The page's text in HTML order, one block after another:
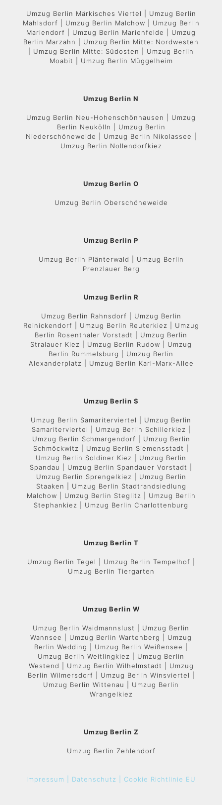
Umzug Berlin Märkisches Viertel | Umzug Berlin
Mahlsdorf | Umzug Berlin Malchow | Umzug Berlin
Mariendorf | Umzug Berlin Marienfelde | Umzug
Berlin Marzahn | Umzug Berlin Mitte: Nordwesten
| Umzug Berlin Mitte: Südosten | Umzug Berlin
Moabit | Umzug Berlin Müggelheim
Umzug Berlin N
Umzug Berlin Neu-Hohenschönhausen | Umzug
Berlin Neukölln | Umzug Berlin
Niederschöneweide | Umzug Berlin Nikolassee |
Umzug Berlin Nollendorfkiez
Umzug Berlin O
Umzug Berlin Oberschöneweide
Umzug Berlin P
Umzug Berlin Plänterwald | Umzug Berlin
Prenzlauer Berg
Umzug Berlin R
Umzug Berlin Rahnsdorf | Umzug Berlin
Reinickendorf | Umzug Berlin Reuterkiez | Umzug
Berlin Rosenthaler Vorstadt | Umzug Berlin
Stralauer Kiez | Umzug Berlin Rudow | Umzug
Berlin Rummelsburg | Umzug Berlin
Alexanderplatz | Umzug Berlin Karl-Marx-Allee
Umzug Berlin S
Umzug Berlin Samariterviertel | Umzug Berlin
Samariterviertel | Umzug Berlin Schillerkiez |
Umzug Berlin Schmargendorf | Umzug Berlin
Schmöckwitz | Umzug Berlin Siemensstadt |
Umzug Berlin Soldiner Kiez | Umzug Berlin
Spandau | Umzug Berlin Spandauer Vorstadt |
Umzug Berlin Sprengelkiez | Umzug Berlin
Staaken | Umzug Berlin Stadtrandsiedlung
Malchow | Umzug Berlin Steglitz | Umzug Berlin
Stephankiez | Umzug Berlin Charlottenburg
Umzug Berlin T
Umzug Berlin Tegel | Umzug Berlin Tempelhof |
Umzug Berlin Tiergarten
Umzug Berlin W
Umzug Berlin Waidmannslust | Umzug Berlin
Wannsee | Umzug Berlin Wartenberg | Umzug
Berlin Wedding | Umzug Berlin Weißensee |
Umzug Berlin Weitlingkiez | Umzug Berlin
Westend | Umzug Berlin Wilhelmstadt | Umzug
Berlin Wilmersdorf | Umzug Berlin Winsviertel |
Umzug Berlin Wittenau | Umzug Berlin
Wrangelkiez
Umzug Berlin Z
Umzug Berlin Zehlendorf
Impressum | Datenschutz | Cookie Richtlinie EU